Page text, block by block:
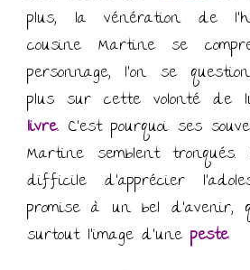
plus, la vénération de
cousine Martine se
personnage, l’on se
plus sur cette volonté de
livre. C’est pourquoi ses
Martine semblent
difficile d’apprécier
promise à un bel d’avenir,
surtout l’image d’une peste.